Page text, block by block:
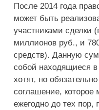
После 2014 года
может быть
участниками сделки
миллионов руб., и
средств). Данную
собой находящиеся в
хотят, но
соглашение, которое
ежегодно до тех пор,